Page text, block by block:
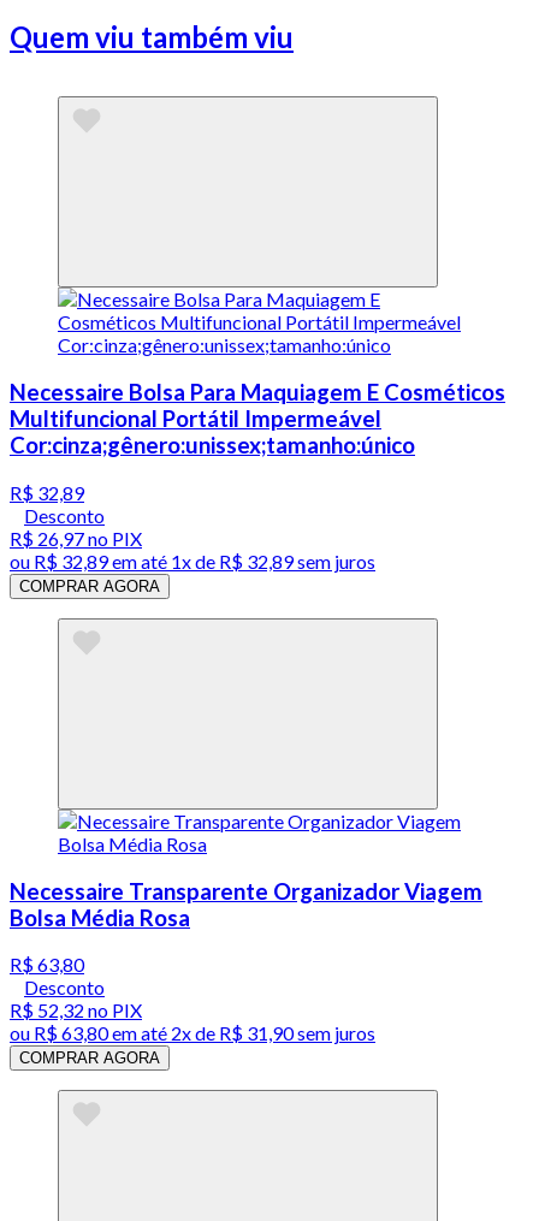
Quem viu também viu
Necessaire Bolsa Para Maquiagem E Cosméticos
Multifuncional Portátil Impermeável
Cor:cinza;gênero:unissex;tamanho:único
R$ 32,89
Desconto
R$ 26,97no PIX
ou R$ 32,89em até 1x de R$ 32,89sem juros
COMPRAR AGORA
Necessaire Transparente Organizador Viagem
Bolsa Média Rosa
R$ 63,80
Desconto
R$ 52,32 no PIX
ou R$ 63,80em até 2x de R$ 31,90 sem juros
COMPRAR AGORA